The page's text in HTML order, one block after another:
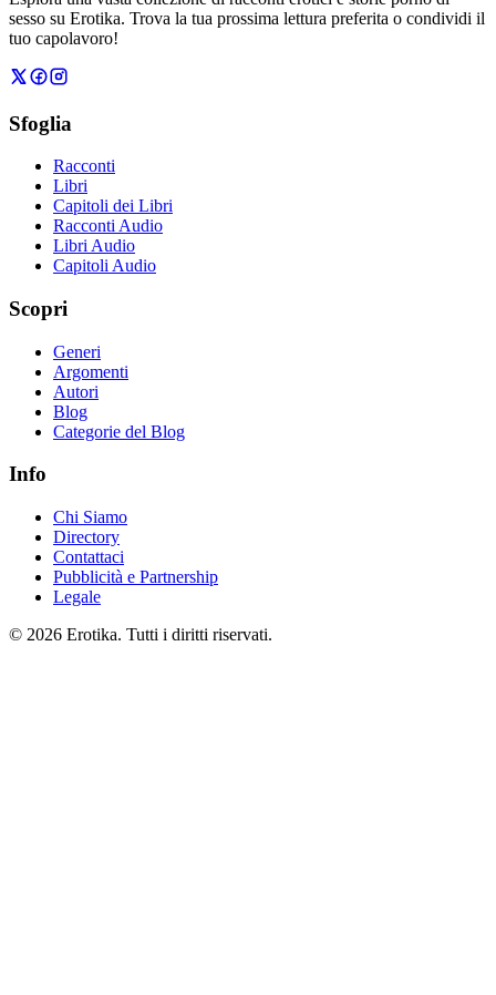
sesso su Erotika. Trova la tua prossima lettura preferita o condividi il
tuo capolavoro!
Sfoglia
Racconti
Libri
Capitoli dei Libri
Racconti Audio
Libri Audio
Capitoli Audio
Scopri
Generi
Argomenti
Autori
Blog
Categorie del Blog
Info
Chi Siamo
Directory
Contattaci
Pubblicità e Partnership
Legale
© 2026 Erotika. Tutti i diritti riservati.